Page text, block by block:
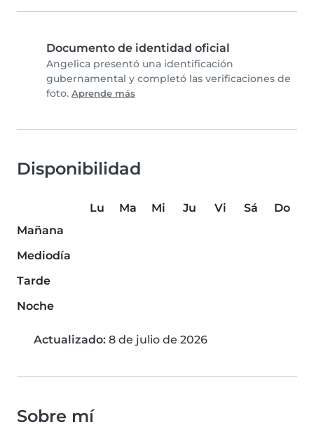
Documento de identidad oficial
Angelica presentó una identificación
gubernamental y completó las verificaciones de
foto. Aprende más
Disponibilidad
Lu Ma Mi Ju Vi Sá
Do
Mañana
Mediodía
Tarde
Noche
Actualizado: 8 de julio de 2026
Sobre mí